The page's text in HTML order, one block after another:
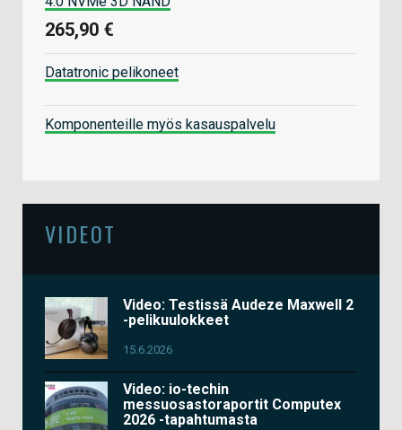
265,90 €
Datatronic pelikoneet
Komponenteille myös kasauspalvelu
VIDEOT
Video: Testissä Audeze Maxwell 2
-pelikuulokkeet
15.6.2026
Video: io-techin
messuosastoraportit Computex
2026 -tapahtumasta